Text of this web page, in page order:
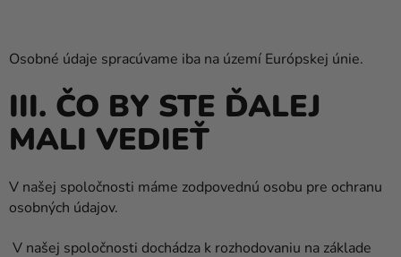
Osobné údaje spracúvame iba na území Európskej únie.
III. ČO BY STE ĎALEJ
MALI VEDIEŤ
V našej spoločnosti máme zodpovednú osobu pre ochranu
osobných údajov.
V našej spoločnosti dochádza k rozhodovaniu na základe